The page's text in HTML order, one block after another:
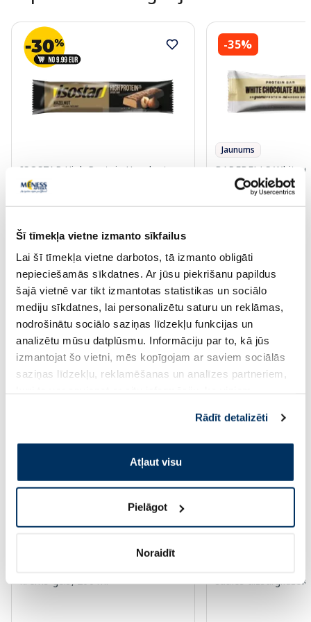
Šī tīmekļa vietne izmanto sīkfailus
Lai šī tīmekļa vietne darbotos, tā izmanto obligāti
nepieciešamās sīkdatnes. Ar jūsu piekrišanu papildus
šajā vietnē var tikt izmantotas statistikas un sociālo
mediju sīkdatnes, lai personalizētu saturu un reklāmas,
nodrošinātu sociālo saziņas līdzekļu funkcijas un
analizētu mūsu datplūsmu. Informāciju par to, kā jūs
izmantojat šo vietni, mēs kopīgojam ar saviem sociālās
saziņas līdzekļu, reklamēšanas un analīzes partneriem,
pakalpojumus. Ja piekrītat šo papildu sīkdatņu
izmantošanai, lūdzu, atzīmējiet savu izvēli:
Rādīt detalizēti
Atļaut visu
Pielāgot
Noraidīt
ISOSTAR High Protein Hazelnut
batoniņš, 35 g
1.99 €
Pirkt
-35%
Jaunums
BAREBELLS White
Almond proteīna
Page 1 of 10
Saules aizsardzībai vasarā ☀️
Vairāk...
-60%
krēms-gels, 200 ml
-60%
saules